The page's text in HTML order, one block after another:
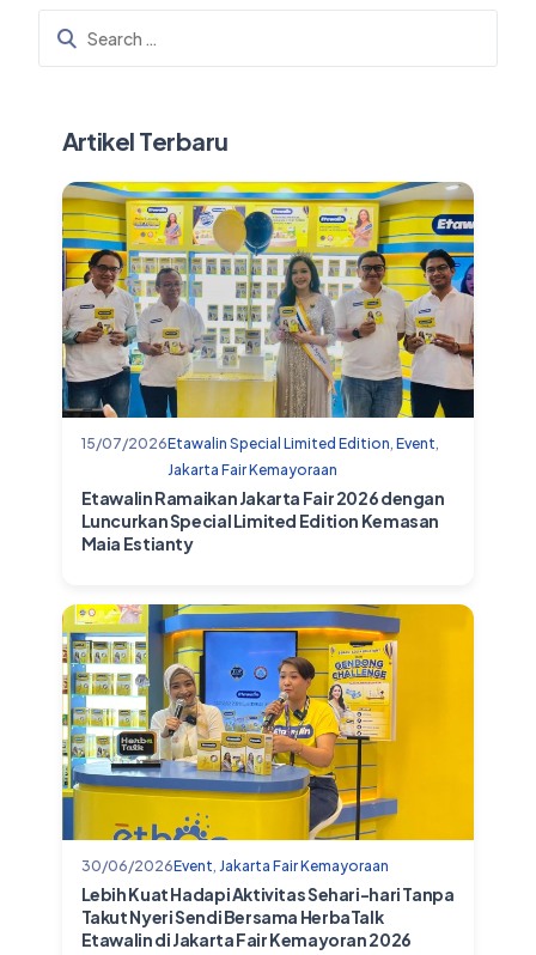
Artikel Terbaru
15/07/2026Etawalin Special Limited Edition Event
Jakarta Fair Kemayoraan
Etawalin Ramaikan Jakarta Fair 2026 dengan
Luncurkan Special Limited Edition Kemasan
Maia Estianty
30/06/2026Event Jakarta Fair Kemayoraan
Lebih Kuat Hadapi Aktivitas Sehari-hari Tanpa
Takut Nyeri Sendi Bersama HerbaTalk
Etawalin di Jakarta Fair Kemayoran 2026